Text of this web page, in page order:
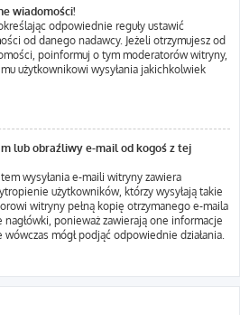
wiadomości!
odpowiednie reguły ustawić
od danego nadawcy. Jeżeli otrzymujesz od
poinformuj o tym moderatorów witryny,
użytkownikowi wysyłania jakichkolwiek
lub obraźliwy e-mail od kogoś z tej
wysyłania e-maili witryny zawiera
użytkowników, którzy wysyłają takie
witryny pełną kopię otrzymanego e-maila
nagłówki, ponieważ zawierają one informacje
mógł podjąć odpowiednie działania.